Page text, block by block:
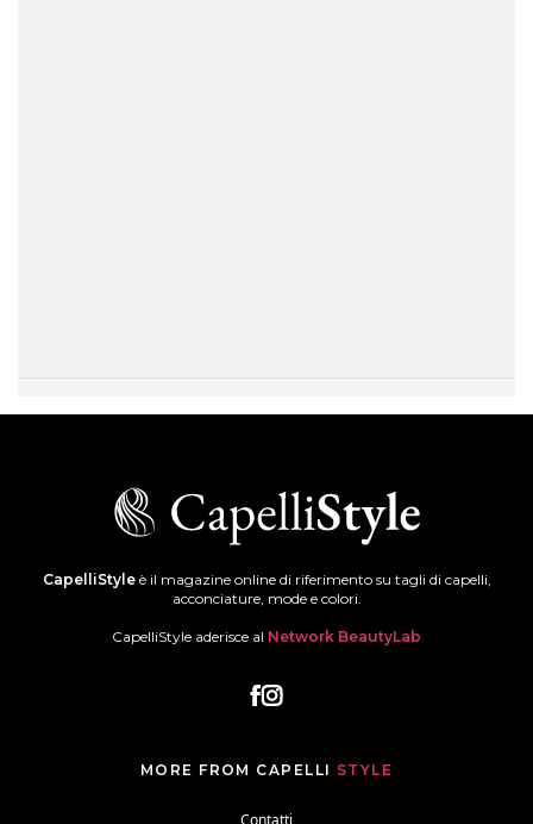
CapelliStyleè il magazine online di riferimento su tagli di capelli,
acconciature, mode e colori.
CapelliStyle aderisce al Network BeautyLab
MORE FROM CAPELLI STYLE
Contatti